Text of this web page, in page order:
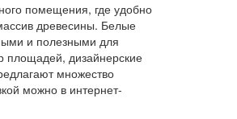
помещения, где удобно
древесины. Белые
и полезными для
площадей, дизайнерские
множество
можно в интернет-